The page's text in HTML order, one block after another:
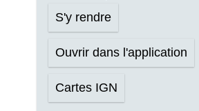
S'y rendre
Ouvrir dans l'application
Cartes IGN